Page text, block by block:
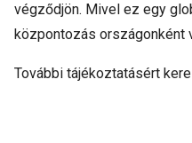
végződjön. Mivel ez egy
központozás országonként
További tájékoztatásért